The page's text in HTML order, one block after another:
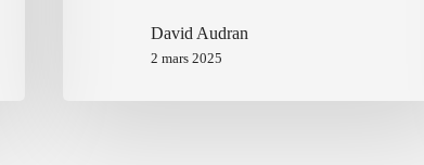
David Audran
2 mars 2025